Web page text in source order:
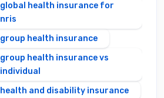
global health insurance for
nris
group health insurance
group health insurance vs
individual
health and disability insurance